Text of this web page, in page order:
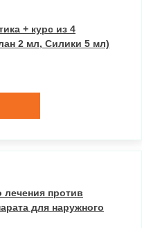
+ курс из 4
2 мл, Силики 5 мл)
против
для наружного